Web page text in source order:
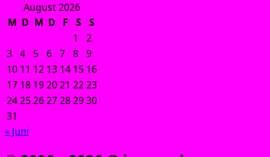
August 2026
M D M D F S
S
1
2
3 4 5 6 7 8 9
10 11 12 13 14 15 16
17 18 192021 2223
24252627282930
31
« Juni